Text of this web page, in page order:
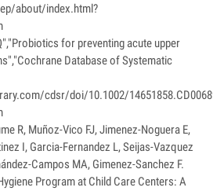
about/index.html?
for preventing acute upper
Database of Systematic
cdsr/doi/10.1002/
R, Muñoz-Vico FJ, Jimenez-Noguera E,
I, Garcia-Fernandez L, Seijas-Vazquez
Campos MA, Gimenez-Sanchez F.
Program at Child Care Centers: A